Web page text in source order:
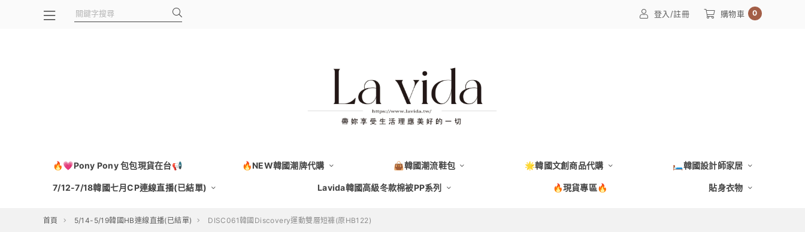
登入/註冊 購物車 0
🔥💗Pony Pony 包包現貨在台📢 🔥NEW韓國潮牌代購 👜韓國潮流鞋包 🌟韓國文創商品代購 🛏️韓國設計師家居
7/12-7/18韓國七月CP連線直播(已結單) Lavida韓國高級冬款棉被PP系列 🔥現貨專區🔥 貼身衣物
首頁 5/14-5/19韓國HB連線直播(已結單) DISC061韓國Discovery運動雙層短褲(原HB122)